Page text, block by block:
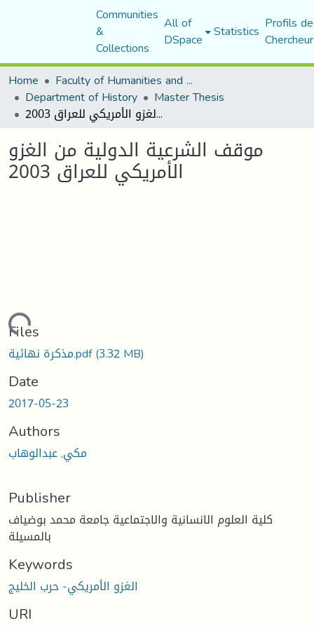
Communities
&
Collections
All of
DSpace Statistics Profils
Home
Faculty of Humanities and Social Sciences
Department of History Master Thesis
موقف الشرعية الدولية من الغزو الأمريكي للعراق 2003
موقف الشرعية الدولية من الغزو
الأمريكي للعراق 2003
Loading...
Files
مذكرة نهائية.pdf(3.32 MB)
Date
2017-05-23
Authors
مكي, عبدالوهاب
Publisher
كلية العلوم الانسانية والاجتماعية جامعة محمد بوضياف
بالمسيلة
Keywords
الغزو الأمريكي- حرب الخليج
URI